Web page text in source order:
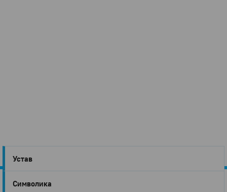
Устав
Символика